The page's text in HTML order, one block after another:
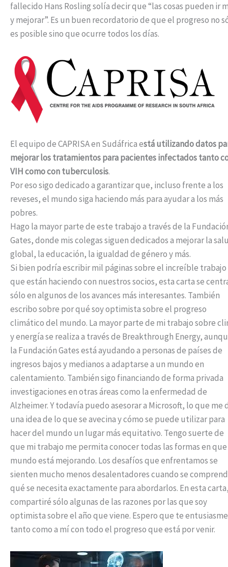
fallecido Hans Rosling solía decir que “las cosas pueden ir
y mejorar”. Es un buen recordatorio de que el progreso no
es posible sino que ocurre todos los días.
El equipo de CAPRISA en Sudáfrica está utilizando datos
mejorar los tratamientos para pacientes infectados tanto
VIH como con tuberculosis.
Por eso sigo dedicado a garantizar que, incluso frente a los
reveses, el mundo siga haciendo más para ayudar a los más
pobres.
Hago la mayor parte de este trabajo a través de la
Gates, donde mis colegas siguen dedicados a mejorar la
global, la educación, la igualdad de género y más.
Si bien podría escribir mil páginas sobre el increíble trabajo
que están haciendo con nuestros socios, esta carta se
sólo en algunos de los avances más interesantes. También
escribo sobre por qué soy optimista sobre el progreso
climático del mundo. La mayor parte de mi trabajo sobre
y energía se realiza a través de Breakthrough Energy,
la Fundación Gates está ayudando a personas de países de
ingresos bajos y medianos a adaptarse a un mundo en
calentamiento. También sigo financiando de forma privada
investigaciones en otras áreas como la enfermedad de
Alzheimer. Y todavía puedo asesorar a Microsoft, lo que me
una idea de lo que se avecina y cómo se puede utilizar para
hacer del mundo un lugar más equitativo. Tengo suerte de
que mi trabajo me permita conocer todas las formas en
mundo está mejorando. Los desafíos que enfrentamos se
sienten mucho menos desalentadores cuando se
qué se necesita exactamente para abordarlos. En esta
compartiré sólo algunas de las razones por las que soy
optimista sobre el año que viene. Espero que te
tanto como a mí con todo el progreso que está por venir.